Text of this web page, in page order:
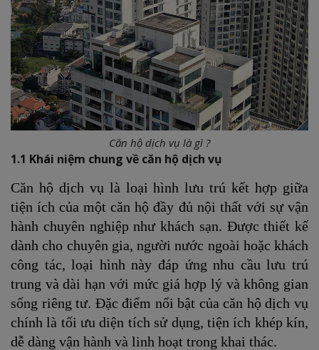
Căn hộ dịch vụ là gì ?
1.1 Khái niệm chung về căn hộ dịch vụ
Căn hộ dịch vụ là loại hình lưu trú kết hợp giữa
tiện ích của một căn hộ đầy đủ nội thất với sự vận
hành chuyên nghiệp như khách sạn. Được thiết kế
dành cho chuyên gia, người nước ngoài hoặc khách
công tác, loại hình này đáp ứng nhu cầu lưu trú
trung và dài hạn với mức giá hợp lý và không gian
sống riêng tư. Đặc điểm nổi bật của căn hộ dịch vụ
chính là tối ưu diện tích sử dụng, tiện ích khép kín,
dễ dàng vận hành và linh hoạt trong khai thác.